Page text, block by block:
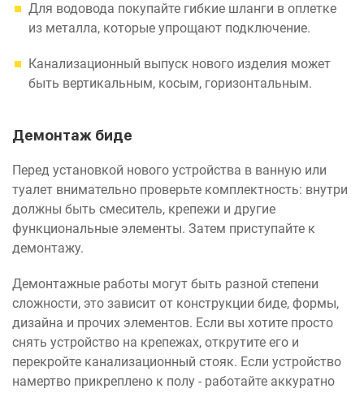
Для водовода покупайте гибкие шланги в оплетке
из металла, которые упрощают подключение.
Канализационный выпуск нового изделия может
быть вертикальным, косым, горизонтальным.
Демонтаж биде
Перед установкой нового устройства в ванную или
туалет внимательно проверьте комплектность: внутри
должны быть смеситель, крепежи и другие
функциональные элементы. Затем приступайте к
демонтажу.
Демонтажные работы могут быть разной степени
сложности, это зависит от конструкции биде, формы,
дизайна и прочих элементов. Если вы хотите просто
снять устройство на крепежах, открутите его и
перекройте канализационный стояк. Если устройство
намертво прикреплено к полу - работайте аккуратно